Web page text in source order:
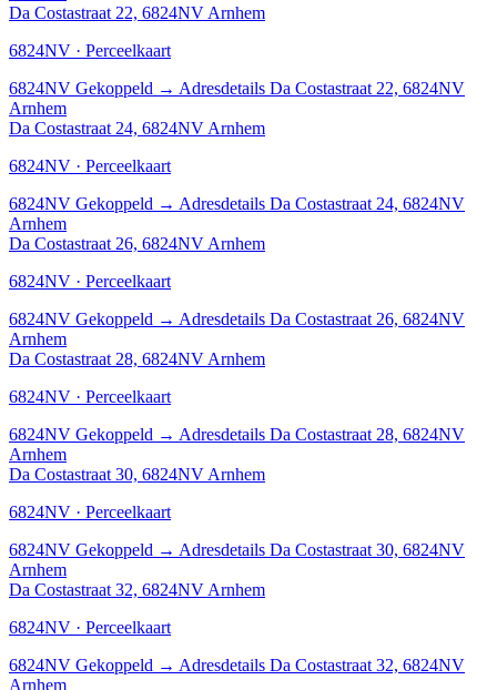
Da Costastraat 22, 6824NV Arnhem
6824NV · Perceelkaart
6824NV Gekoppeld → Adresdetails Da Costastraat 22, 6824NV
Arnhem
Da Costastraat 24, 6824NV Arnhem
6824NV · Perceelkaart
6824NV Gekoppeld → Adresdetails Da Costastraat 24, 6824NV
Arnhem
Da Costastraat 26, 6824NV Arnhem
6824NV · Perceelkaart
6824NV Gekoppeld → Adresdetails Da Costastraat 26, 6824NV
Arnhem
Da Costastraat 28, 6824NV Arnhem
6824NV · Perceelkaart
6824NV Gekoppeld → Adresdetails Da Costastraat 28, 6824NV
Arnhem
Da Costastraat 30, 6824NV Arnhem
6824NV · Perceelkaart
6824NV Gekoppeld → Adresdetails Da Costastraat 30, 6824NV
Arnhem
Da Costastraat 32, 6824NV Arnhem
6824NV · Perceelkaart
6824NV Gekoppeld → Adresdetails Da Costastraat 32, 6824NV
Arnhem